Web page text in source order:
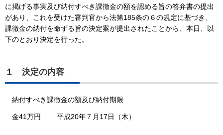
に掲げる事実及び納付すべき課徴金の額を認める旨の答弁書の提出
があり、これを受けた審判官から法第185条の６の規定に基づき、
課徴金の納付を命ずる旨の決定案が提出されたことから、本日、以
下のとおり決定を行った。
１ 決定の内容
納付すべき課徴金の額及び納付期限
金41万円 平成20年７月17日（木）